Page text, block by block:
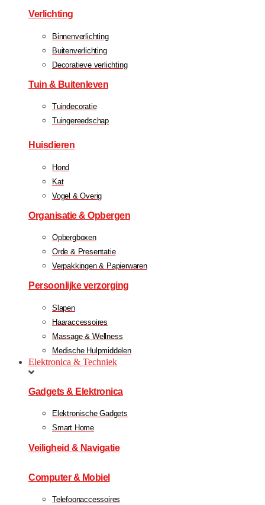
Verlichting
Binnenverlichting
Buitenverlichting
Decoratieve verlichting
Tuin & Buitenleven
Tuindecoratie
Tuingereedschap
Huisdieren
Hond
Kat
Vogel & Overig
Organisatie & Opbergen
Opbergboxen
Orde & Presentatie
Verpakkingen & Papierwaren
Persoonlijke verzorging
Slapen
Haaraccessoires
Massage & Wellness
Medische Hulpmiddelen
Elektronica & Techniek
Gadgets & Elektronica
Elektronische Gadgets
Smart Home
Veiligheid & Navigatie
Computer & Mobiel
Telefoonaccessoires